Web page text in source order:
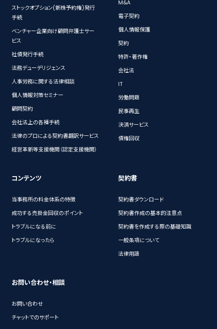
ストックオプション(新株予約権)発行
手続
ベンチャー企業向け顧問弁護士サー
ビス
社債発行手続
法務デューデリジェンス
人事労務に関する法律相談
個人情報対策セミナー
顧問契約
会社法上の各種手続
法律のプロによる契約書翻訳サービス
経営革新等支援機関（認定支援機関）
M&A
電子契約
個人情報保護
契約
特許・著作権
会社法
IT
労働問題
民事再生
決済サービス
債権回収
コンテンツ
当事務所の料金体系の特徴
成功する売掛金回収のポイント
トラブルになる前に
トラブルになったら
契約書
契約書ダウンロード
契約書作成の基本的注意点
契約書を作成する際の基礎知識
一般条項について
法律用語
お問い合わせ・相談
お問い合わせ
チャットでのサポート